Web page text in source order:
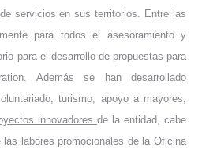
servicios en sus territorios. Entre las
para todos el asesoramiento y
para el desarrollo de propuestas para
Además se han desarrollado
turismo, apoyo a mayores,
innovadores de la entidad, cabe
labores promocionales de la Oficina